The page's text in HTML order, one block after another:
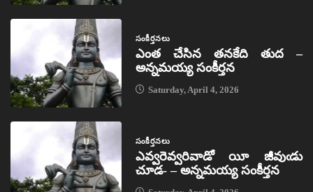
సంకీర్తనలు
ఎంత చేసిన తనకేది తుద –
అన్నమయ్య సంకీర్తన
Saturday, April 4, 2026
సంకీర్తనలు
ఎవ్వరెవ్వరివాడో యీ జీవుఁడు
చూడ- – అన్నమయ్య సంకీర్తన